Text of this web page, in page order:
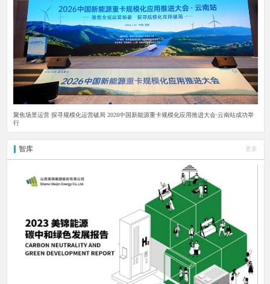
聚焦场景运营 探寻规模化运营破局 2026中国新能源重卡规模化应用推进大会·云南站成功举
行
智库 更多